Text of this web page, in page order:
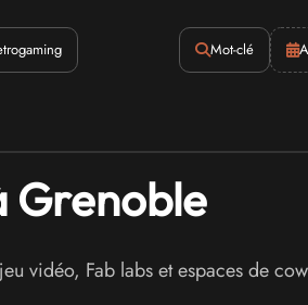
Mot-clé
Grenoble
vidéo, Fab labs et espaces de